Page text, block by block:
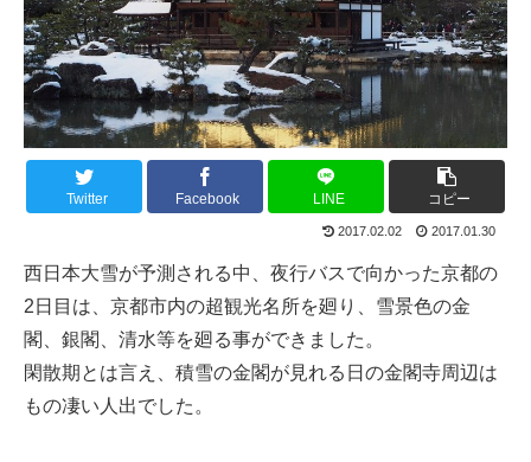
Twitter Facebook LINE コピー
2017.02.02 2017.01.30
西日本大雪が予測される中、夜行バスで向かった京都の
2日目は、京都市内の超観光名所を廻り、雪景色の金
閣、銀閣、清水等を廻る事ができました。
閑散期とは言え、積雪の金閣が見れる日の金閣寺周辺は
もの凄い人出でした。